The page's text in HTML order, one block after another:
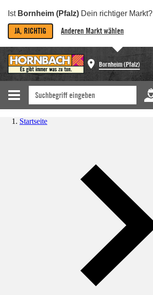
Ist Bornheim (Pfalz) Dein richtiger Markt?
JA, RICHTIG Anderen Markt wählen
Bornheim (Pfalz)
Startseite